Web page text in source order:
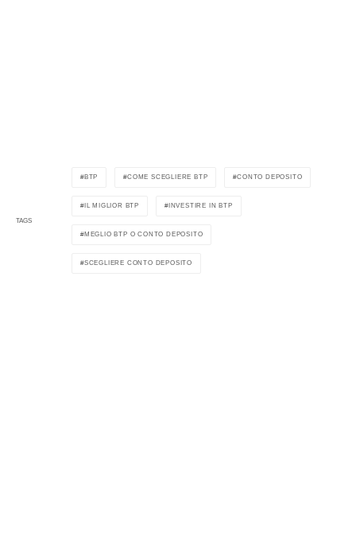
TAGS
BTP COME SCEGLIERE BTP CONTO DEPOSITO
IL MIGLIOR BTP INVESTIRE IN BTP
MEGLIO BTP O CONTO DEPOSITO
SCEGLIERE CONTO DEPOSITO